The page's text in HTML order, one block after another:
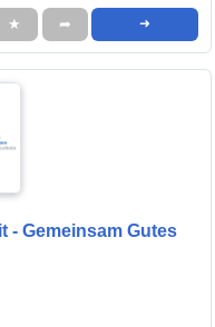
★ ➦ ➜
- Gemeinsam Gutes